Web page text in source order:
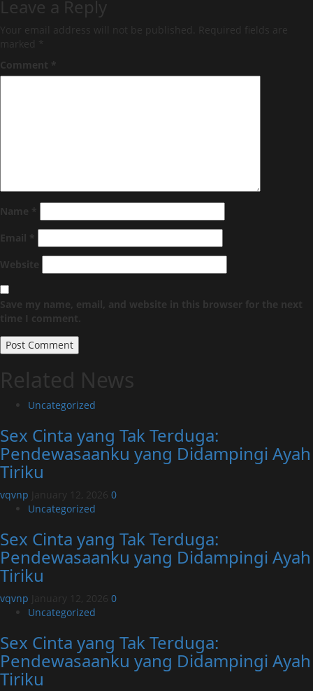
Leave a Reply
Your email address will not be published.
Required fields are
marked
Comment *
Name *
Email *
Website
Save my name, email, and website in this browser for the next
time I comment.
Related News
Uncategorized
Sex Cinta yang Tak Terduga:
Pendewasaanku yang Didampingi Ayah
Tiriku
vqvnp January 12, 2026 0
Uncategorized
Sex Cinta yang Tak Terduga:
Pendewasaanku yang Didampingi Ayah
Tiriku
vqvnp January 12, 2026 0
Uncategorized
Sex Cinta yang Tak Terduga:
Pendewasaanku yang Didampingi Ayah
Tiriku